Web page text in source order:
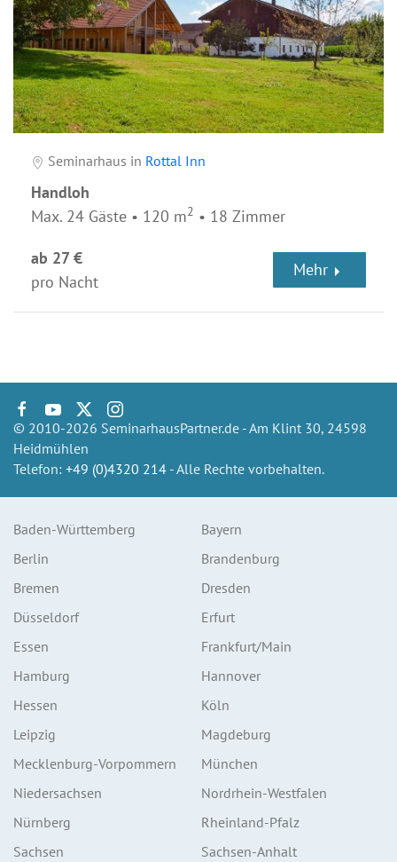
Seminarhaus in Rottal Inn
Handloh
Max. 24 Gäste • 120 m2 • 18 Zimmer
ab 27 €
pro Nacht
Mehr
© 2010-2026 SeminarhausPartner.de - Am Klint 30, 24598
Heidmühlen
Telefon: +49 (0)4320 214 - Alle Rechte vorbehalten.
Baden-Württemberg
Bayern
Berlin
Brandenburg
Bremen
Dresden
Düsseldorf
Erfurt
Essen
Frankfurt/Main
Hamburg
Hannover
Hessen
Köln
Leipzig
Magdeburg
Mecklenburg-Vorpommern
München
Niedersachsen
Nordrhein-Westfalen
Nürnberg
Rheinland-Pfalz
Sachsen
Sachsen-Anhalt